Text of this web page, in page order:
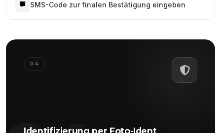
SMS-Code zur finalen Bestätigung eingeben
04
Identifizierung per Foto-Ident